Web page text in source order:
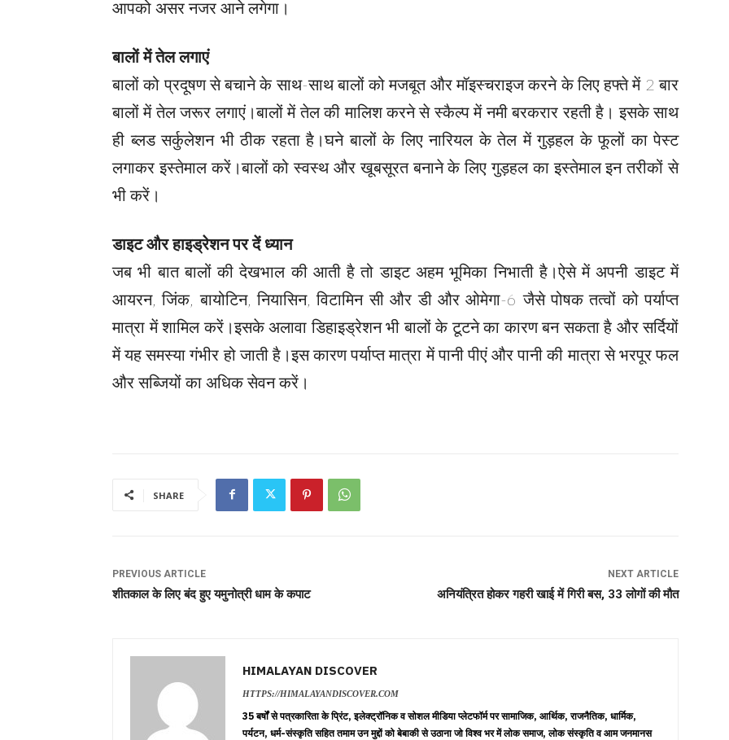
आपको असर नजर आने लगेगा।
बालों में तेल लगाएं
बालों को प्रदूषण से बचाने के साथ-साथ बालों को मजबूत और मॉइस्चराइज करने के लिए हफ्ते में 2 बार
बालों में तेल जरूर लगाएं।बालों में तेल की मालिश करने से स्कैल्प में नमी बरकरार रहती है। इसके साथ
ही ब्लड सर्कुलेशन भी ठीक रहता है।घने बालों के लिए नारियल के तेल में गुड़हल के फूलों का पेस्ट
लगाकर इस्तेमाल करें।बालों को स्वस्थ और खूबसूरत बनाने के लिए गुड़हल का इस्तेमाल इन तरीकों से
भी करें।
डाइट और हाइड्रेशन पर दें ध्यान
जब भी बात बालों की देखभाल की आती है तो डाइट अहम भूमिका निभाती है।ऐसे में अपनी डाइट में
आयरन, जिंक, बायोटिन, नियासिन, विटामिन सी और डी और ओमेगा-6 जैसे पोषक तत्वों को पर्याप्त
मात्रा में शामिल करें।इसके अलावा डिहाइड्रेशन भी बालों के टूटने का कारण बन सकता है और सर्दियों
में यह समस्या गंभीर हो जाती है।इस कारण पर्याप्त मात्रा में पानी पीएं और पानी की मात्रा से भरपूर फल
और सब्जियों का अधिक सेवन करें।
SHARE
PREVIOUS ARTICLE
शीतकाल के लिए बंद हुए यमुनोत्री धाम के कपाट
NEXT ARTICLE
अनियंत्रित होकर गहरी खाई में गिरी बस, 33 लोगों की मौत
HIMALAYAN DISCOVER
HTTPS://HIMALAYANDISCOVER.COM
35 बर्षों से पत्रकारिता के प्रिंट, इलेक्ट्रॉनिक व सोशल मीडिया प्लेटफॉर्म पर सामाजिक, आर्थिक, राजनैतिक, धार्मिक,
पर्यटन, धर्म-संस्कृति सहित तमाम उन मुद्दों को बेबाकी से उठाना जो विश्व भर में लोक समाज, लोक संस्कृति व आम जनमानस